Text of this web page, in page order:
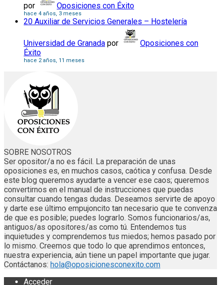
por Oposiciones con Éxito
hace 4 años, 3 meses
20 Auxiliar de Servicios Generales – Hostelería
Universidad de Granada por
Oposiciones con
Éxito
hace 2 años, 11 meses
SOBRE NOSOTROS
Ser opositor/a no es fácil. La preparación de unas
oposiciones es, en muchos casos, caótica y confusa. Desde
este blog queremos ayudarte a vencer ese caos; queremos
convertirnos en el manual de instrucciones que puedas
consultar cuando tengas dudas. Deseamos servirte de apoyo
y darte ese último empujoncito tan necesario que te convenza
de que es posible; puedes lograrlo. Somos funcionarios/as,
antiguos/as opositores/as como tú. Entendemos tus
inquietudes y comprendemos tus miedos; hemos pasado por
lo mismo. Creemos que todo lo que aprendimos entonces,
nuestra experiencia, aún tiene un papel importante que jugar.
Contáctanos: hola@oposicionesconexito.com
Acceder